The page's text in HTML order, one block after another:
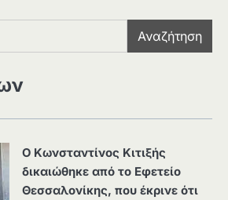
Αναζήτηση
Ο Κωνσταντίνος Κιτιξής
δικαιώθηκε από το Εφετείο
Θεσσαλονίκης, που έκρινε ότι